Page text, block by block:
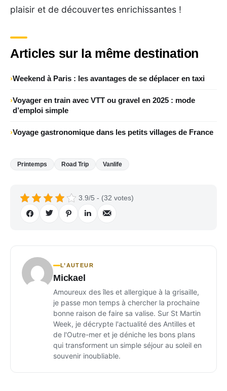
plaisir et de découvertes enrichissantes !
Articles sur la même destination
Weekend à Paris : les avantages de se déplacer en taxi
Voyager en train avec VTT ou gravel en 2025 : mode
d’emploi simple
Voyage gastronomique dans les petits villages de France
Printemps Road Trip Vanlife
3.9/5 - (32 votes)
L’AUTEUR
Mickael
Amoureux des îles et allergique à la grisaille,
je passe mon temps à chercher la prochaine
bonne raison de faire sa valise. Sur St Martin
Week, je décrypte l'actualité des Antilles et
de l'Outre-mer et je déniche les bons plans
qui transforment un simple séjour au soleil en
souvenir inoubliable.